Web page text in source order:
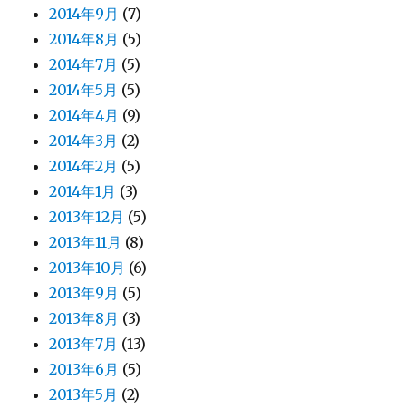
2014年9月 (7)
2014年8月 (5)
2014年7月 (5)
2014年5月 (5)
2014年4月 (9)
2014年3月 (2)
2014年2月 (5)
2014年1月 (3)
2013年12月 (5)
2013年11月 (8)
2013年10月 (6)
2013年9月 (5)
2013年8月 (3)
2013年7月 (13)
2013年6月 (5)
2013年5月 (2)